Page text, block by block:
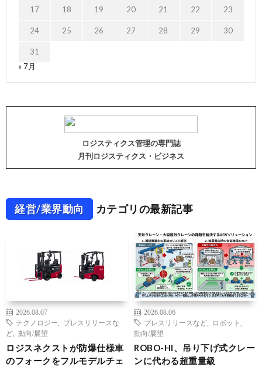
17 18 19 20 21 22 23
24 25 26 27 28 29 30
31
« 7月
ロジスティクス管理の専門誌
月刊ロジスティクス・ビジネス
経営/業界動向 カテゴリの最新記事
2026.08.07
テクノロジー
プレスリリースな
ど
動向/展望
ロジスネクストが防爆仕様車
のフォークをフルモデルチェ
2026.08.06
プレスリリースなど
ロボット
動向/展望
ROBO-HI、吊り下げ式クレー
ンに代わる超重量級